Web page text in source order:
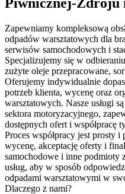
Zapewniamy kompleksową
odpadów warsztatowych dla
serwisów samochodowych i
Specjalizujemy się w
zużyte oleje przepracowane,
Oferujemy indywidualnie
potrzeb klienta, wycenę oraz
warsztatowych. Nasze usługi
sektora motoryzacyjnego,
dostępnych ofert i
Proces współpracy jest prosty i
wycenę, akceptację oferty i
samochodowe i inne podmioty
usług, aby w sposób
odpadami warsztatowymi w
Dlaczego z nami?